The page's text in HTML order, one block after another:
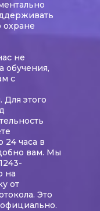
охране
не
обучения,
с
этого
24 часа в
вам. Мы
на
от
Это
официально.